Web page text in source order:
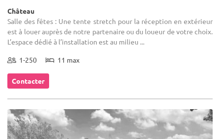
Château
Salle des fêtes : Une tente stretch pour la réception en extérieur
est à louer auprès de notre partenaire ou du loueur de votre choix.
L’espace dédié à l’installation est au milieu ...
1-250 11 max
Contacter